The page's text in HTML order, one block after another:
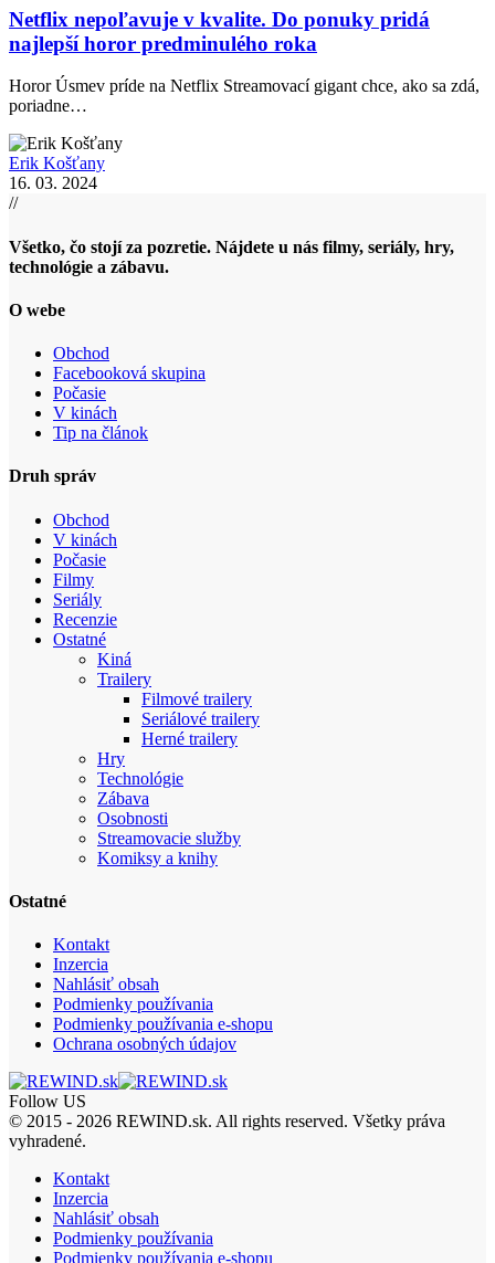
Netflix nepoľavuje v kvalite. Do ponuky pridá
najlepší horor predminulého roka
Horor Úsmev príde na Netflix Streamovací gigant chce, ako sa zdá,
poriadne…
Erik Košťany
16. 03. 2024
//
Všetko, čo stojí za pozretie. Nájdete u nás filmy, seriály, hry,
technológie a zábavu.
O webe
Obchod
Facebooková skupina
Počasie
V kinách
Tip na článok
Druh správ
Obchod
V kinách
Počasie
Filmy
Seriály
Recenzie
Ostatné
Kiná
Trailery
Filmové trailery
Seriálové trailery
Herné trailery
Hry
Technológie
Zábava
Osobnosti
Streamovacie služby
Komiksy a knihy
Ostatné
Kontakt
Inzercia
Nahlásiť obsah
Podmienky používania
Podmienky používania e-shopu
Ochrana osobných údajov
Follow US
© 2015 - 2026 REWIND.sk. All rights reserved. Všetky práva
vyhradené.
Kontakt
Inzercia
Nahlásiť obsah
Podmienky používania
Podmienky používania e-shopu